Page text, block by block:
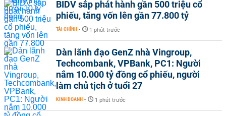
BIDV sắp phát hành gần 500 triệu cổ
phiếu, tăng vốn lên gần 77.800 tỷ
TÀI CHÍNH - 1 phút trước
Dàn lãnh đạo GenZ nhà Vingroup,
Techcombank, VPBank, PC1: Người
nắm 10.000 tỷ đồng cổ phiếu, người
làm chủ tịch ở tuổi 27
KINH DOANH - 1 phút trước